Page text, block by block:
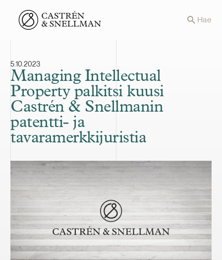
Front page Hae
5.10.2023
Managing Intellectual
Property palkitsi kuusi
Castrén & Snellmanin
patentti- ja
tavaramerkkijuristia